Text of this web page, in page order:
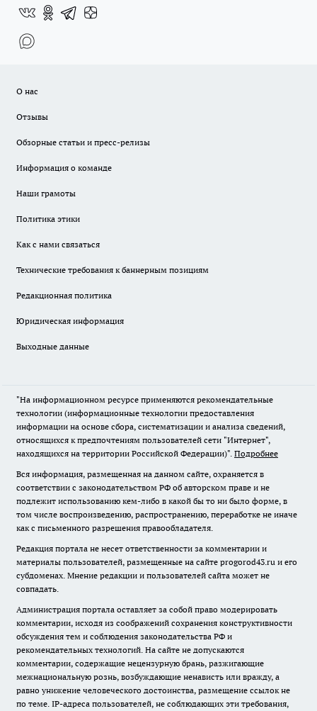
О нас
Отзывы
Обзорные статьи и пресс-релизы
Информация о команде
Наши грамоты
Политика этики
Как с нами связаться
Технические требования к баннерным позициям
Редакционная политика
Юридическая информация
Выходные данные
"На информационном ресурсе применяются рекомендательные
технологии (информационные технологии предоставления
информации на основе сбора, систематизации и анализа сведений,
относящихся к предпочтениям пользователей сети "Интернет",
находящихся на территории Российской Федерации)". Подробнее
Вся информация, размещенная на данном сайте, охраняется в
соответствии с законодательством РФ об авторском праве и не
подлежит использованию кем-либо в какой бы то ни было форме, в
том числе воспроизведению, распространению, переработке не иначе
как с письменного разрешения правообладателя.
Редакция портала не несет ответственности за комментарии и
материалы пользователей, размещенные на сайте progorod43.ru и его
субдоменах. Мнение редакции и пользователей сайта может не
совпадать.
Администрация портала оставляет за собой право модерировать
комментарии, исходя из соображений сохранения конструктивности
обсуждения тем и соблюдения законодательства РФ и
рекомендательных технологий. На сайте не допускаются
комментарии, содержащие нецензурную брань, разжигающие
межнациональную рознь, возбуждающие ненависть или вражду, а
равно унижение человеческого достоинства, размещение ссылок не
по теме. IP-адреса пользователей, не соблюдающих эти требования,